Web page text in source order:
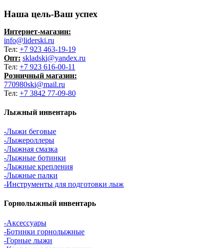
Наша цель-Ваш успех
Интернет-магазин:
info@liderski.ru
Тел: +7 923 463-19-19
Опт: skladski@yandex.ru
Тел: +7 923 616-00-11
Розничный магазин:
770980ski@mail.ru
Тел: +7 3842 77-09-80
Лыжный инвентарь
-Лыжи беговые
-Лыжероллеры
-Лыжная смазка
-Лыжные ботинки
-Лыжные крепления
-Лыжные палки
-Инструменты для подготовки лыж
Горнолыжный инвентарь
-Аксессуары
-Ботинки горнолыжные
-Горные лыжи